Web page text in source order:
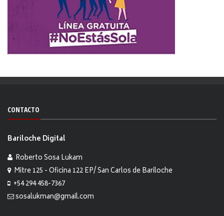
CONTACTO
Bariloche Digital
Roberto Sosa Lukam
Mitre 125 - Oficina 122 EP/ San Carlos de Bariloche
+54 294 458-7367
sosalukman@gmail.com